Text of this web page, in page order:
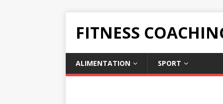
FITNESS
ALIMENTATION SPORT